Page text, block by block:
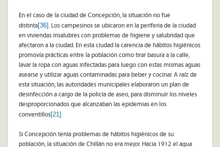
En el caso de la ciudad de Concepción, la situación no fue
distinta[36]. Los campesinos se ubicaron en la periferia de la ciudad
en viviendas insalubres con problemas de higiene y salubridad que
afectaron a la ciudad. En esta ciudad la carencia de hábitos higiénicos
promovía prácticas entre la población como tirar basura a la calle,
lavar la ropa con aguas infectadas para luego con estas mismas aguas
asearse y utilizar aguas contaminadas para beber y cocinar. A raíz de
esta situación, las autoridades municipales elaboraron un plan de
desinfección a cargo de la policía de aseo, para disminuir los niveles
desproporcionados que alcanzaban las epidemias en los
conventillos[21].
Si Concepción tenía problemas de hábitos higiénicos de su
población, la situación de Chillán no era mejor. Hacia 1912 el agua